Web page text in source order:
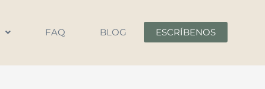
FAQ BLOG ESCRÍBENOS